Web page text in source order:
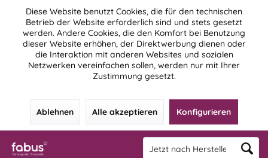
Diese Website benutzt Cookies, die für den technischen
Betrieb der Website erforderlich sind und stets gesetzt
werden. Andere Cookies, die den Komfort bei Benutzung
dieser Website erhöhen, der Direktwerbung dienen oder
die Interaktion mit anderen Websites und sozialen
Netzwerken vereinfachen sollen, werden nur mit Ihrer
Zustimmung gesetzt.
Ablehnen Alle akzeptieren Konfigurieren